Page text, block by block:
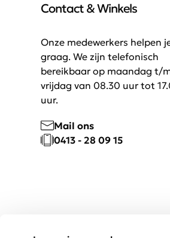
Contact & Winkels
Onze medewerkers helpen
graag. We zijn telefonisch
bereikbaar op maandag t/
vrijdag van 08.30 uur tot
uur.
Mail ons
0413 - 28 09 15